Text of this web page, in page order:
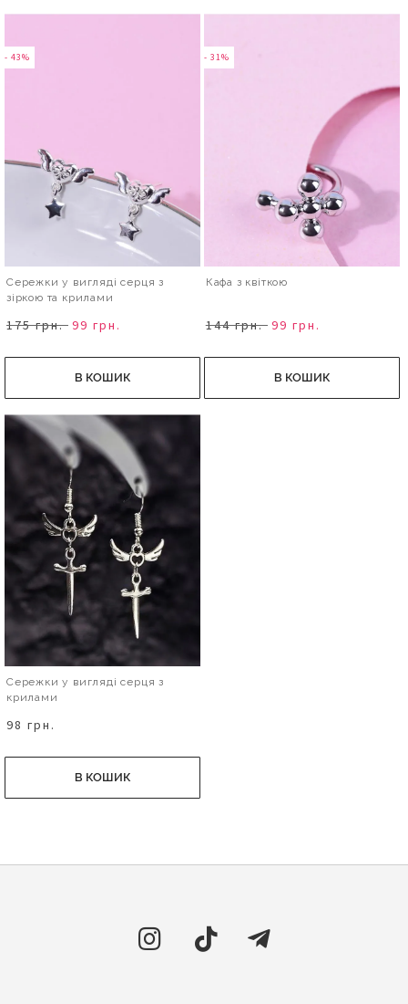
- 43%
Сережки у вигляді серця з
зіркою та крилами
175 грн. 99 грн.
В КОШИК
- 31%
Кафа з квіткою
144 грн. 99 грн.
В КОШИК
Сережки у вигляді серця з
крилами
98 грн.
В КОШИК